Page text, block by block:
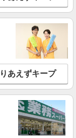
円 ※給与幅は経
交通費あり／全額支
キャリアアップ手
与) 年2回 計2か月分
価により変動しま
一律支給） ・配属行
私立認可保育園）
細を見る
あえずキープ